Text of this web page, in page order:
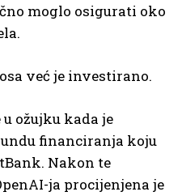
moglo osigurati oko
već je investirano.
ožujku kada je
financiranja koju
Nakon te
ja procijenjena je